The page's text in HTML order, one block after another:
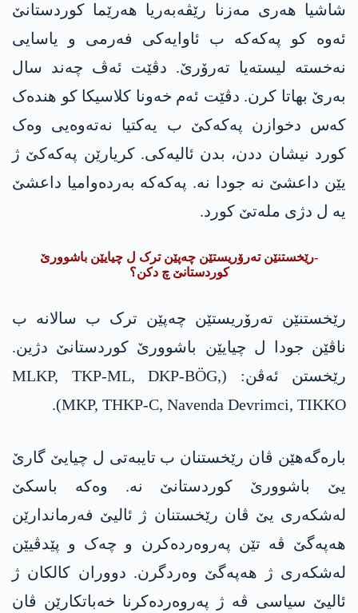
شاشیا ھەری مەزنا رێڤەبەریا ھەرێما کوردستانێ
ئەوە کو پەکەکە ب ئاوایەکی فەرمی و یاسایی
نەخستە لیستەیا تەرۆرێ. دڤێت ئەڤ چەند سال
بەرێ بھاتا کرن. دڤێت ئەم خەونا کلاسیکا کو ھندەک
کەس دخوازن پەکەکێ ب یەکتیا نەتەوەیی وەک
کورد نیشان ددن، بدن ئالیەکی. کریارێن پەکەکێ ژ
یێن داعشێ نە جودا نە. پەکەکە بەردەوامیا داعشێ
یە ل دژی ملەتێ کورد.
-رێخستنێن تەرۆریستێن چەپێن ترک ل چیایێن باشوورێ
کوردستانێ چ دکن؟
رێخستنێن تەرۆریستێن چەپێن ترک ب سالانە ب
ناڤێن جودا ل چیایێن باشوورێ کوردستانێ دژین.
رێخستن ئەڤن: (MLKP, TKP-ML, DKP-BÖG,
MKP, THKP-C, Navenda Devrimci, TIKKO).
بارەگەھێن ڤان رێخستنان ب تایبەتی ل چیایێ گارێ
یێ باشوورێ کوردستانێ نە. وەکە باسکێ
لەشکەری یێ ڤان رێخستنان ژ ئالیێ فەرماندارێن
ھەپەگێ ڤە تێن پەروەردەکرن و چەک و پێدڤیێن
لەشکەری ژ ھەپەگێ وەردگرن. دووران کالکان ژ
ئالیێ سیاسی ڤە ژ پەروەردەکرنا خەباتکارێن ڤان